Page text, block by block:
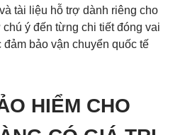
tài liệu hỗ trợ dành riêng cho
ý đến từng chi tiết đóng vai
đảm bảo vận chuyển quốc tế
HIỂM CHO